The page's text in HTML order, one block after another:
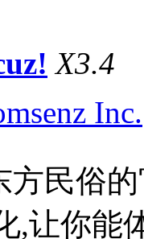
X3.4
Inc.
民俗
,让你能